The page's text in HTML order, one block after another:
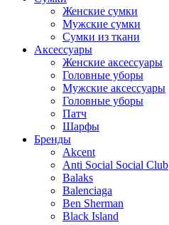
Женские сумки
Мужские сумки
Сумки из ткани
Аксессуары
Женские аксессуары
Головные уборы
Мужские аксессуары
Головные уборы
Патч
Шарфы
Бренды
Akcent
Anti Social Social Club
Balaks
Balenciaga
Ben Sherman
Black Island